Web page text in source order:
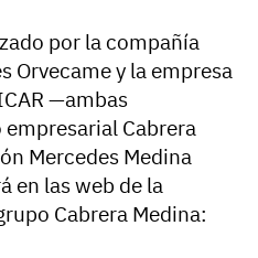
por la compañía
Orvecame y la empresa
—ambas
Cabrera
Mercedes Medina
en las web de la
Cabrera Medina: